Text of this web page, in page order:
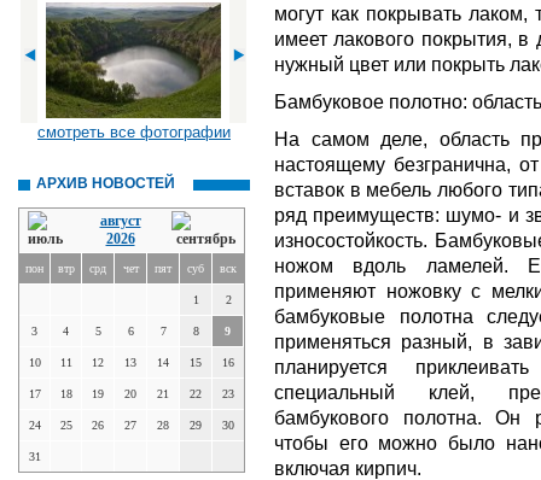
смотреть все фотографии
АРХИВ НОВОСТЕЙ
август
2026
пон втр срд чет пят суб вск
1 2
3 4 5 6 7 8 9
10 11 12 13 14 15 16
17 18 19 20 21 22 23
24 25 26 27 28 29 30
31
могут как покрывать
имеет лакового покрытия,
нужный цвет или покрыть
Бамбуковое полотно:
На самом деле, область
настоящему безгранична,
вставок в мебель любого
ряд преимуществ: шумо- и
износостойкость.
ножом вдоль ламелей.
применяют ножовку с
бамбуковые полотна
применяться разный, в
планируется
специальный клей,
бамбукового полотна. Он
чтобы его можно было
включая кирпич.